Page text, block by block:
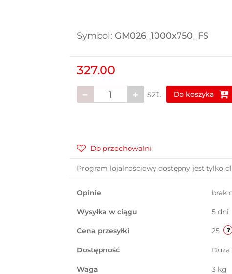
Symbol: GM026_1000x750_FS
327.00
szt. Do koszyka
Do przechowalni
Program lojalnościowy dostępny jest tylko
Opinie brak
Wysyłka w ciągu 5 dni
Cena przesyłki 25
Dostępność Duża
Waga 3 kg